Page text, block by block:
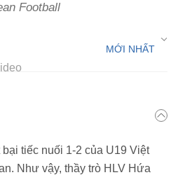
Football
tiếc nuối 1-2 của U19 Việt
Như vậy, thầy trò HLV Hứa